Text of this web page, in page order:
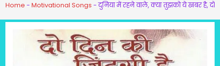
Home -Motivational Songs -दुनिया में रहने वाले, क्या तुझको ये खबर है,